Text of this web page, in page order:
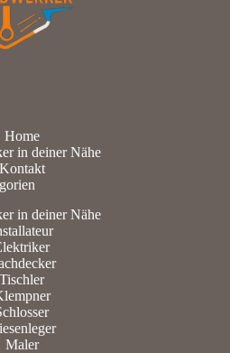
Home
in deiner Nähe
Kontakt
in deiner Nähe
Tischler
Maler